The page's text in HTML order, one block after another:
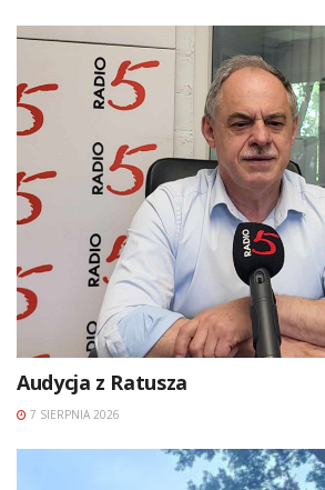
Audycja z Ratusza
7 SIERPNIA 2026